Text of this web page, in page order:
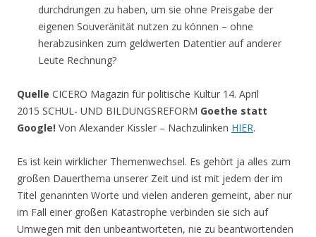
durchdrungen zu haben, um sie ohne Preisgabe der
eigenen Souveränität nutzen zu können – ohne
herabzusinken zum geldwerten Datentier auf anderer
Leute Rechnung?
Quelle CICERO Magazin für politische Kultur 14. April
2015 SCHUL- UND BILDUNGSREFORM Goethe statt
Google! Von Alexander Kissler – Nachzulinken HIER.
Es ist kein wirklicher Themenwechsel. Es gehört ja alles zum
großen Dauerthema unserer Zeit und ist mit jedem der im
Titel genannten Worte und vielen anderen gemeint, aber nur
im Fall einer großen Katastrophe verbinden sie sich auf
Umwegen mit den unbeantworteten, nie zu beantwortenden